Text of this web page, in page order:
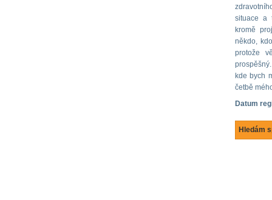
situace a
kromě
někdo,
protože
kde bych
četbě
Datum
Hledám